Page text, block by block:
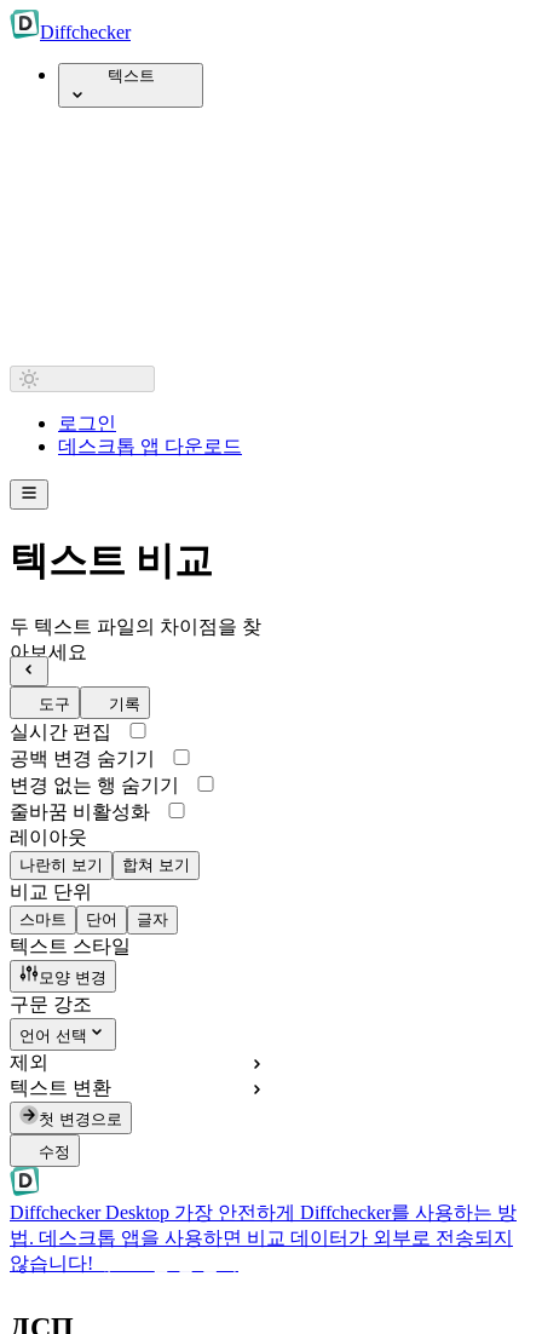
Diffchecker
텍스트
로그인
데스크톱 앱 다운로드
텍스트 비교
두 텍스트 파일의 차이점을 찾
아보세요
도구 기록
실시간 편집
공백 변경 숨기기
변경 없는 행 숨기기
줄바꿈 비활성화
레이아웃
나란히 보기 합쳐 보기
비교 단위
스마트 단어 글자
텍스트 스타일
모양 변경
구문 강조
언어 선택
제외
텍스트 변환
첫 변경으로
수정
Diffchecker Desktop 가장 안전하게 Diffchecker를 사용하는 방
법. 데스크톱 앱을 사용하면 비교 데이터가 외부로 전송되지
않습니다!